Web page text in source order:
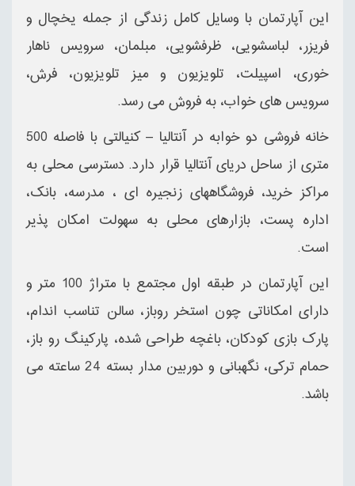
این آپارتمان با وسایل کامل زندگی از جمله یخچال و
فریزر، لباسشویی، ظرفشویی، مبلمان، سرویس ناهار
خوری، اسپیلت، تلویزیون و میز تلویزیون، فرش،
سرویس های خواب، به فروش می رسد.
خانه فروشی دو خوابه در آنتالیا – کنیالتی با فاصله 500
متری از ساحل دریای آنتالیا قرار دارد. دسترسی محلی به
مراکز خرید، فروشگاههای زنجیره ای ، مدرسه، بانک،
اداره پست، بازارهای محلی به سهولت امکان پذیر
است.
این آپارتمان در طبقه اول مجتمع با متراژ 100 متر و
دارای امکاناتی چون استخر روباز، سالن تناسب اندام،
پارک بازی کودکان، باغچه طراحی شده، پارکینگ رو باز،
حمام ترکی، نگهبانی و دوربین مدار بسته 24 ساعته می
باشد.